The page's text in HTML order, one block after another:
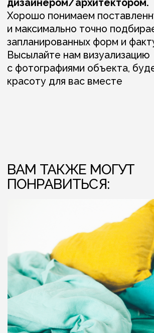
ЛЁН ЛЮБІЦЬ ЦЯБЕ — ТО ЎЗАЕМНА
ГОТОВЫ ОБСУДИТЬ ЗАКАЗ?